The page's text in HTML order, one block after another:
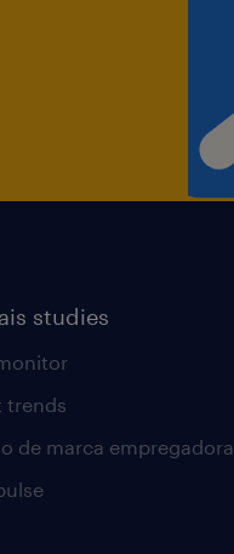
studies
trends
de marca empregadora